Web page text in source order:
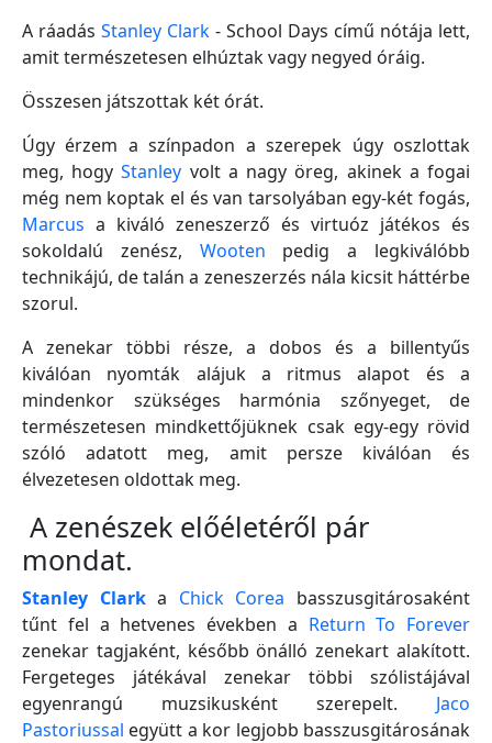
A ráadás Stanley Clark - School Days című nótája lett,
amit természetesen elhúztak vagy negyed óráig.
Összesen játszottak két órát.
Úgy érzem a színpadon a szerepek úgy oszlottak
meg, hogyStanley volt a nagy öreg, akinek a fogai
még nem koptak el és van tarsolyában egy-két fogás,
Marcus a kiváló zeneszerző és virtuóz játékos és
sokoldalú zenész, Wooten pedig a legkiválóbb
technikájú, de talán a zeneszerzés nála kicsit háttérbe
szorul.
A zenekar többi része, a dobos és a billentyűs
kiválóan nyomták alájuk a ritmus alapot és a
mindenkor szükséges harmónia szőnyeget, de
természetesen mindkettőjüknek csak egy-egy rövid
szóló adatott meg, amit persze kiválóan és
élvezetesen oldottak meg.
A zenészek előéletéről pár
mondat.
Stanley Clarka Chick Corea basszusgitárosaként
tűnt fel a hetvenes években a Return To Forever
zenekar tagjaként, később önálló zenekart alakított.
Fergeteges játékával zenekar többi szólistájával
egyenrangú muzsikusként szerepelt. Jaco
Pastoriussal együtt a kor legjobb basszusgitárosának